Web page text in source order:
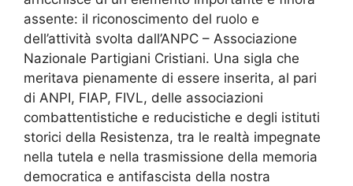
assente: il riconoscimento del ruolo e
dell’attività svolta dall’ANPC – Associazione
Nazionale Partigiani Cristiani. Una sigla che
meritava pienamente di essere inserita, al pari
di ANPI, FIAP, FIVL, delle associazioni
combattentistiche e reducistiche e degli istituti
storici della Resistenza, tra le realtà impegnate
nella tutela e nella trasmissione della memoria
democratica e antifascista della nostra